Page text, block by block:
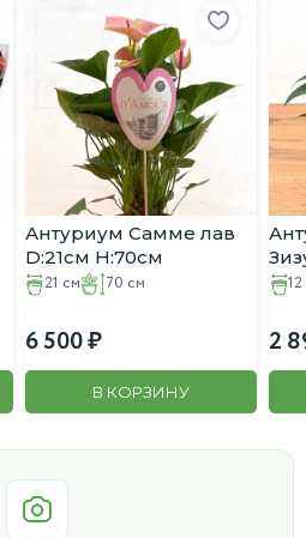
Антуриум Самме лав
D:21см H:70см
21 см
70 см
6 500
В КОРЗИНУ
2